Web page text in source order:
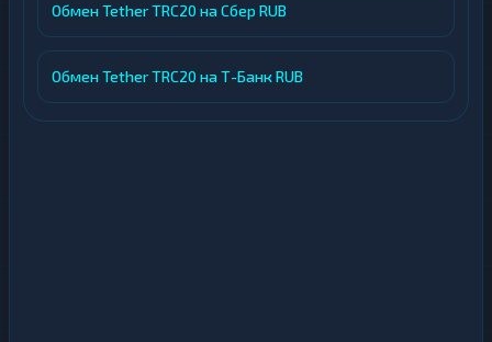
Обмен Tether TRC20 на Сбер RUB
Обмен Tether TRC20 на Т-Банк RUB